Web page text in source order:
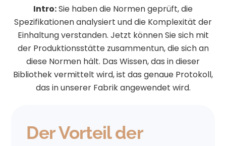
Intro:Sie haben die Normen geprüft, die
Spezifikationen analysiert und die Komplexität der
Einhaltung verstanden. Jetzt können Sie sich mit
der Produktionsstätte zusammentun, die sich an
diese Normen hält. Das Wissen, das in dieser
Bibliothek vermittelt wird, ist das genaue Protokoll,
das in unserer Fabrik angewendet wird.
Der Vorteil der